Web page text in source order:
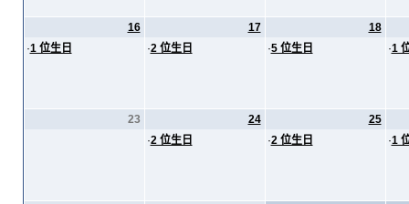
16
·1 位生日
17
·2 位生日
18
·5 位生日 ·1
23
24
·2 位生日
25
·2 位生日 ·1